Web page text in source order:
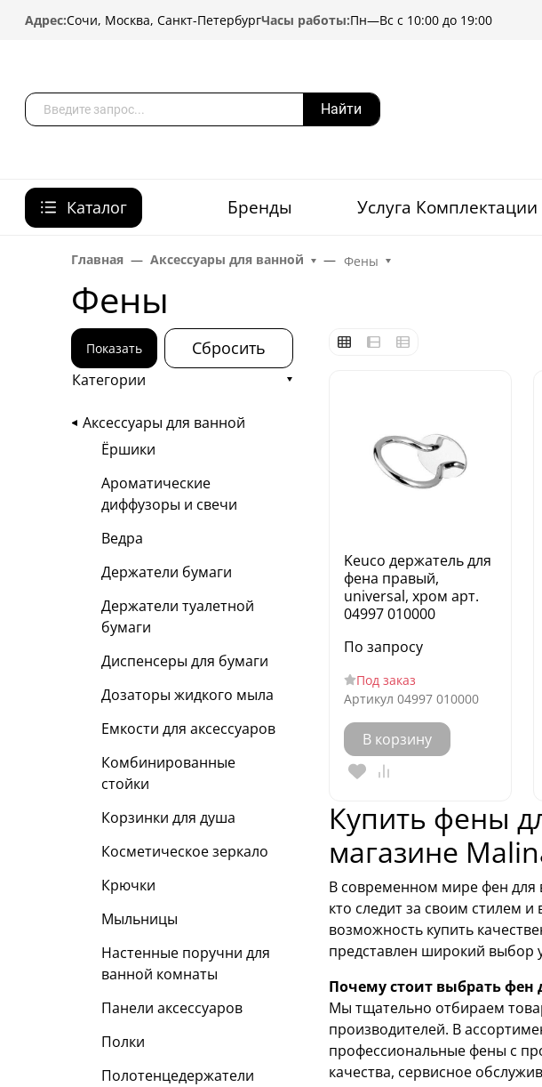
Адрес:Сочи, Москва, Санкт-ПетербургЧасы работы:Пн—Вс с 10:00 до 19:00
Найти
Каталог Бренды Услуга Комплектации
Главная Аксессуары для ванной Фены
Фены
Показать Сбросить
Категории
Аксессуары для ванной
Ёршики
Ароматические
диффузоры и свечи
Ведра
Держатели бумаги
Держатели туалетной
бумаги
Диспенсеры для бумаги
Дозаторы жидкого мыла
Емкости для аксессуаров
Комбинированные
стойки
Корзинки для душа
Косметическое зеркало
Крючки
Мыльницы
Настенные поручни для
ванной комнаты
Панели аксессуаров
Полки
Полотенцедержатели
Keuco держатель для
фена правый,
universal, хром арт.
04997 010000
По запросу
Под заказ
Артикул 04997 010000
В корзину
Купить фены
магазине
В современном мире фен
кто следит за своим стилем
возможность купить
представлен широкий выбор
Почему стоит выбрать фен
Мы тщательно отбираем
производителей. В
профессиональные фены с
качества, сервисное